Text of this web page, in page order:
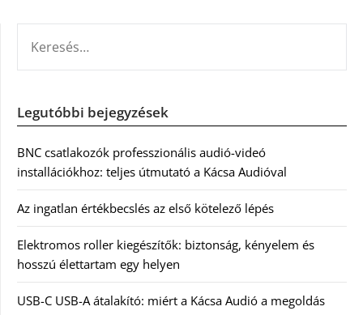
Legutóbbi bejegyzések
BNC csatlakozók professzionális audió-videó
installációkhoz: teljes útmutató a Kácsa Audióval
Az ingatlan értékbecslés az első kötelező lépés
Elektromos roller kiegészítők: biztonság, kényelem és
hosszú élettartam egy helyen
USB-C USB-A átalakító: miért a Kácsa Audió a megoldás